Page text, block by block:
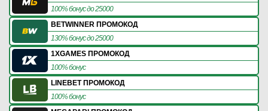
100% бонус до 25000
BETWINNER ПРОМОКОД
130% бонус до 25000
1XGAMES ПРОМОКОД
100% бонус
LINEBET ПРОМОКОД
100% бонус